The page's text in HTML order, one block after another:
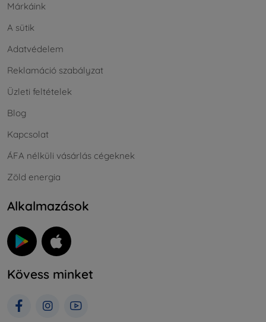
Márkáink
A sütik
Adatvédelem
Reklamáció szabályzat
Üzleti feltételek
Blog
Kapcsolat
ÁFA nélküli vásárlás cégeknek
Zöld energia
Alkalmazások
Kövess minket